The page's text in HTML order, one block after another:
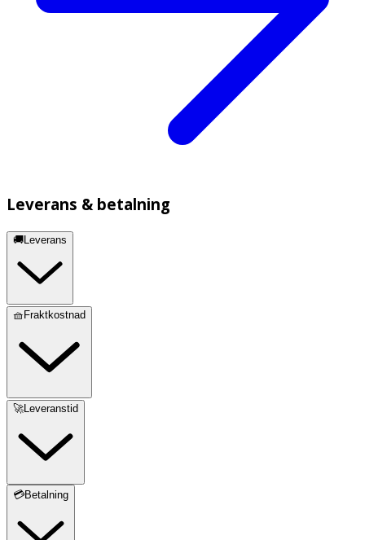
Leverans & betalning
🚚Leverans
🧺Fraktkostnad
🚀Leveranstid
💳Betalning